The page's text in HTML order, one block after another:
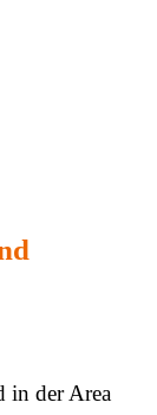
in der Area